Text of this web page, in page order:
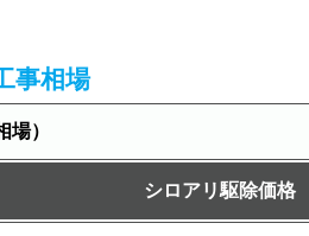
事相場
）
シロアリ駆除価格